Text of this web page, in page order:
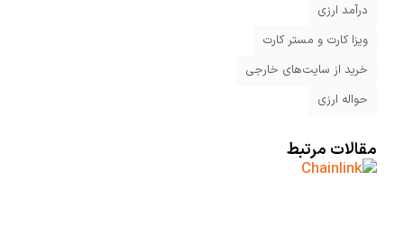
درآمد ارزی
ویزا کارت و مستر کارت
خرید از سایت‌های خارجی
حواله ارزی
مقالات مرتبط